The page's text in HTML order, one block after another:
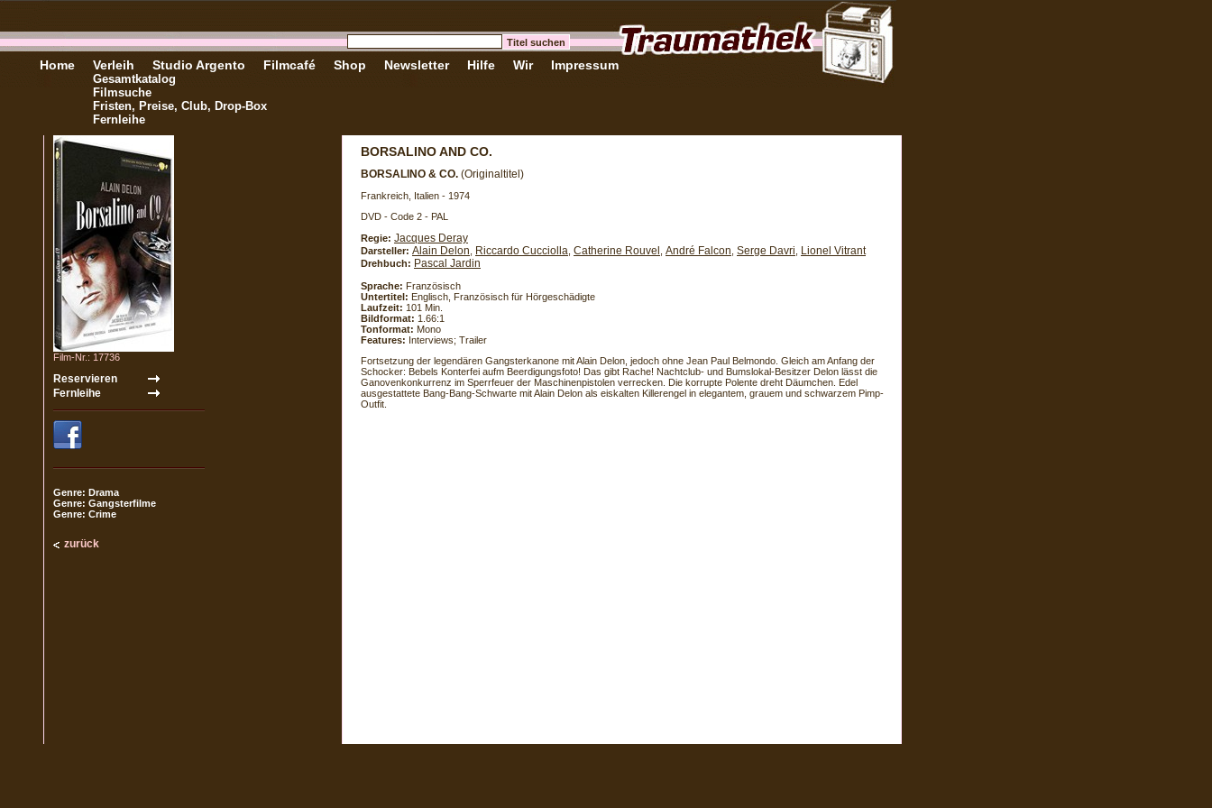
Home Verleih
Gesamtkatalog
Filmsuche
Fristen, Preise, Club, Drop-Box
Fernleihe
Studio Argento Filmcafé Shop Newsletter Hilfe Wir Impressum
Film-Nr.: 17736
Genre: Drama
Genre: Gangsterfilme
Genre: Crime
zurück
BORSALINO AND CO.
BORSALINO & CO. (Originaltitel)
Frankreich, Italien - 1974
DVD - Code 2 - PAL
Regie: Jacques Deray
Darsteller: Alain Delon Riccardo Cucciolla Catherine Rouvel André Falcon Serge Davri Lionel Vitrant
Drehbuch: Pascal Jardin
Sprache: Französisch
Untertitel: Englisch, Französisch für Hörgeschädigte
Laufzeit: 101 Min.
Bildformat: 1.66:1
Tonformat: Mono
Features: Interviews; Trailer
Fortsetzung der legendären Gangsterkanone mit Alain Delon, jedoch ohne Jean Paul Belmondo. Gleich am Anfang der
Schocker: Bebels Konterfei aufm Beerdigungsfoto! Das gibt Rache! Nachtclub- und Bumslokal-Besitzer Delon lässt die
Ganovenkonkurrenz im Sperrfeuer der Maschinenpistolen verrecken. Die korrupte Polente dreht Däumchen. Edel
ausgestattete Bang-Bang-Schwarte mit Alain Delon als eiskalten Killerengel in elegantem, grauem und schwarzem Pimp-
Outfit.